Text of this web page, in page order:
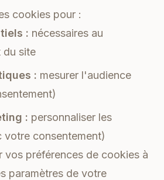
cookies pour :
: nécessaires au
du site
: mesurer l'audience
: personnaliser les
votre consentement)
vos préférences de cookies à
paramètres de votre